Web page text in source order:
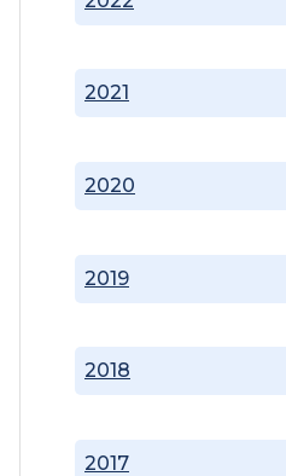
2017
2018
2019
2020
2021